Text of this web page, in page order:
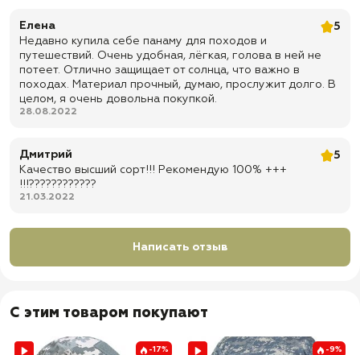
✅ Быстрая отправка
Елена
5
Недавно купила себе панаму для походов и
путешествий. Очень удобная, лёгкая, голова в ней не
потеет. Отлично защищает от солнца, что важно в
походах. Материал прочный, думаю, прослужит долго. В
целом, я очень довольна покупкой.
28.08.2022
Дмитрий
5
Качество высший сорт!!! Рекомендую 100% +++
!!!????????????
21.03.2022
Написать отзыв
С этим товаром покупают
-17% -9%